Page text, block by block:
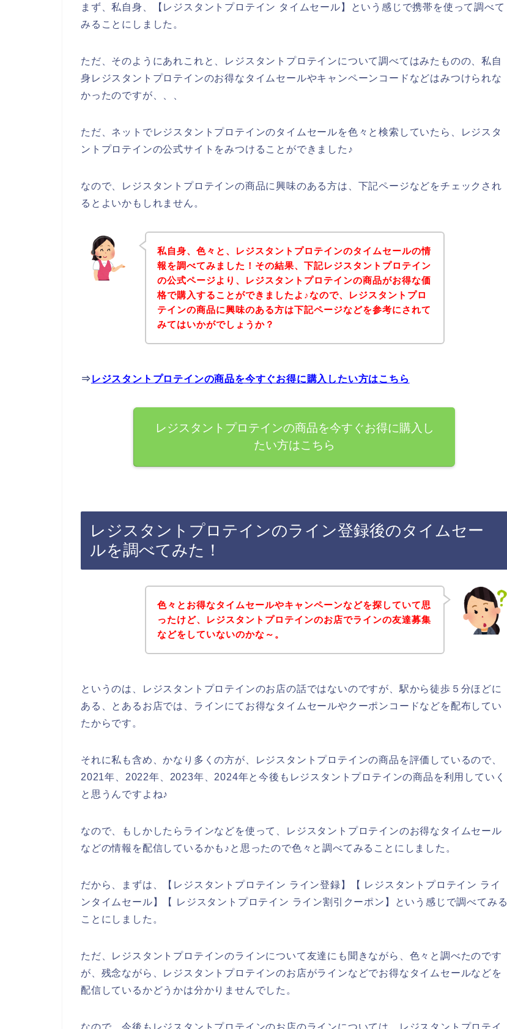
まず、私自身、【レジスタントプロテイン タイムセール】という感じで携帯を使って調べて
みることにしました。
ただ、そのようにあれこれと、レジスタントプロテインについて調べてはみたものの、私自
身レジスタントプロテインのお得なタイムセールやキャンペーンコードなどはみつけられな
かったのですが、、、
ただ、ネットでレジスタントプロテインのタイムセールを色々と検索していたら、レジスタ
ントプロテインの公式サイトをみつけることができました♪
なので、レジスタントプロテインの商品に興味のある方は、下記ページなどをチェックされ
るとよいかもしれません。
私自身、色々と、レジスタントプロテインのタイムセールの情
報を調べてみました！その結果、下記レジスタントプロテイン
の公式ページより、レジスタントプロテインの商品がお得な価
格で購入することができましたよ♪なので、レジスタントプロ
テインの商品に興味のある方は下記ページなどを参考にされて
みてはいかがでしょうか？
⇒ レジスタントプロテインの商品を今すぐお得に購入したい方はこちら
レジスタントプロテインの商品を今すぐお得に購入し
たい方はこちら
レジスタントプロテインのライン登録後のタイムセー
ルを調べてみた！
色々とお得なタイムセールやキャンペーンなどを探していて思
ったけど、レジスタントプロテインのお店でラインの友達募集
などをしていないのかな～。
というのは、レジスタントプロテインのお店の話ではないのですが、駅から徒歩５分ほどに
ある、とあるお店では、ラインにてお得なタイムセールやクーポンコードなどを配布してい
たからです。
それに私も含め、かなり多くの方が、レジスタントプロテインの商品を評価しているので、
2021年、2022年、2023年、2024年と今後もレジスタントプロテインの商品を利用していく
と思うんですよね♪
なので、もしかしたらラインなどを使って、レジスタントプロテインのお得なタイムセール
などの情報を配信しているかも♪と思ったので色々と調べてみることにしました。
だから、まずは、【レジスタントプロテイン ライン登録】【 レジスタントプロテイン ライ
ンタイムセール】【 レジスタントプロテイン ライン割引クーポン】という感じで調べてみる
ことにしました。
ただ、レジスタントプロテインのラインについて友達にも聞きながら、色々と調べたのです
が、残念ながら、レジスタントプロテインのお店がラインなどでお得なタイムセールなどを
配信しているかどうかは分かりませんでした。